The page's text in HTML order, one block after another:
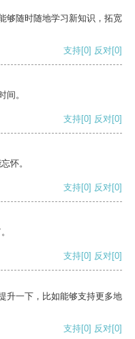
够随时随地学习新知识，拓宽
支持[0] 反对[0]
间。
支持[0] 反对[0]
怀。
支持[0] 反对[0]
支持[0] 反对[0]
升一下，比如能够支持更多地
支持[0] 反对[0]